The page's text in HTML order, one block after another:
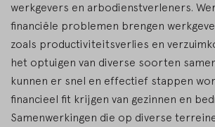
werkgevers en arbodienstverleners.
financiële problemen brengen
zoals productiviteitsverlies en
het optuigen van diverse soorten
kunnen er snel en effectief stappen
financieel fit krijgen van gezinnen en
Samenwerkingen die op diverse